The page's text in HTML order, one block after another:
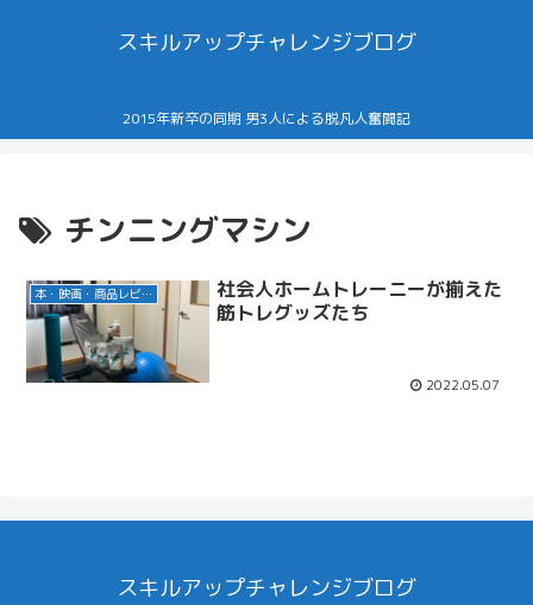
スキルアップチャレンジブログ
2015年新卒の同期 男3人による脱凡人奮闘記
チンニングマシン
本・映画・商品レビュー
社会人ホームトレーニーが揃えた
筋トレグッズたち
2022.05.07
スキルアップチャレンジブログ